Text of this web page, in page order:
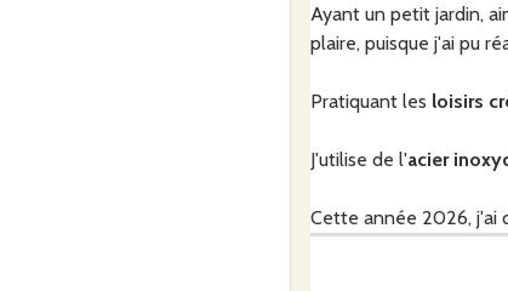
Ayant un petit jardin,
plaire, puisque j'ai pu
Pratiquant les loisirs
J'utilise de l'acier
Cette année 2026, j'ai